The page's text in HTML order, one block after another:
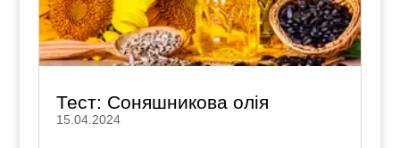
Тест: Соняшникова олія
15.04.2024